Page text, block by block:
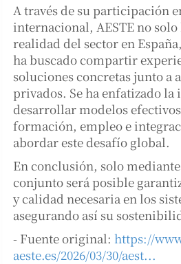
A través de su participación
internacional, AESTE no solo
realidad del sector en
ha buscado compartir
soluciones concretas junto a
privados. Se ha enfatizado
desarrollar modelos
formación, empleo e
abordar este desafío global.
En conclusión, solo
conjunto será posible
y calidad necesaria en los
asegurando así su
- Fuente original: https://
aeste.es/2026/03/30/aest...